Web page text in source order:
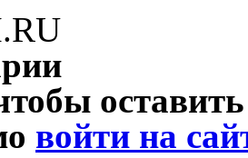
войти на